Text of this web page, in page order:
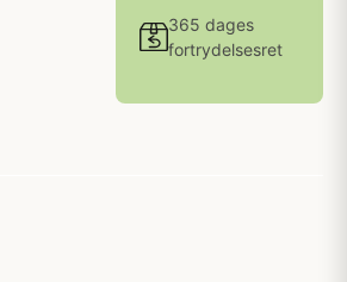
365 dages
fortrydelsesret